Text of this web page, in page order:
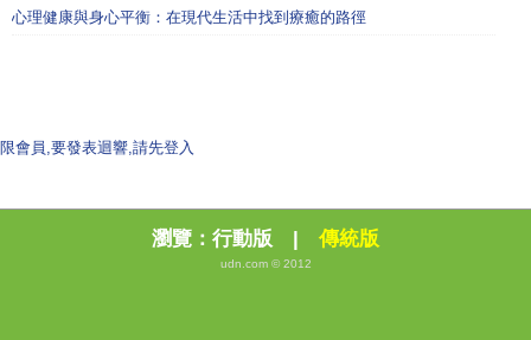
心理健康與身心平衡：在現代生活中找到療癒的路徑
限會員,要發表迴響,請先登入
瀏覽： 行動版 | 傳統版
udn.com © 2012